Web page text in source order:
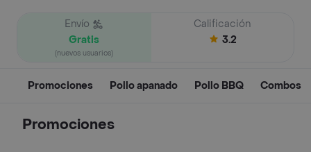
Envío
Gratis
(nuevos usuarios)
Calificación
3.2
Promociones Pollo apanado Pollo BBQ Combos
Promociones